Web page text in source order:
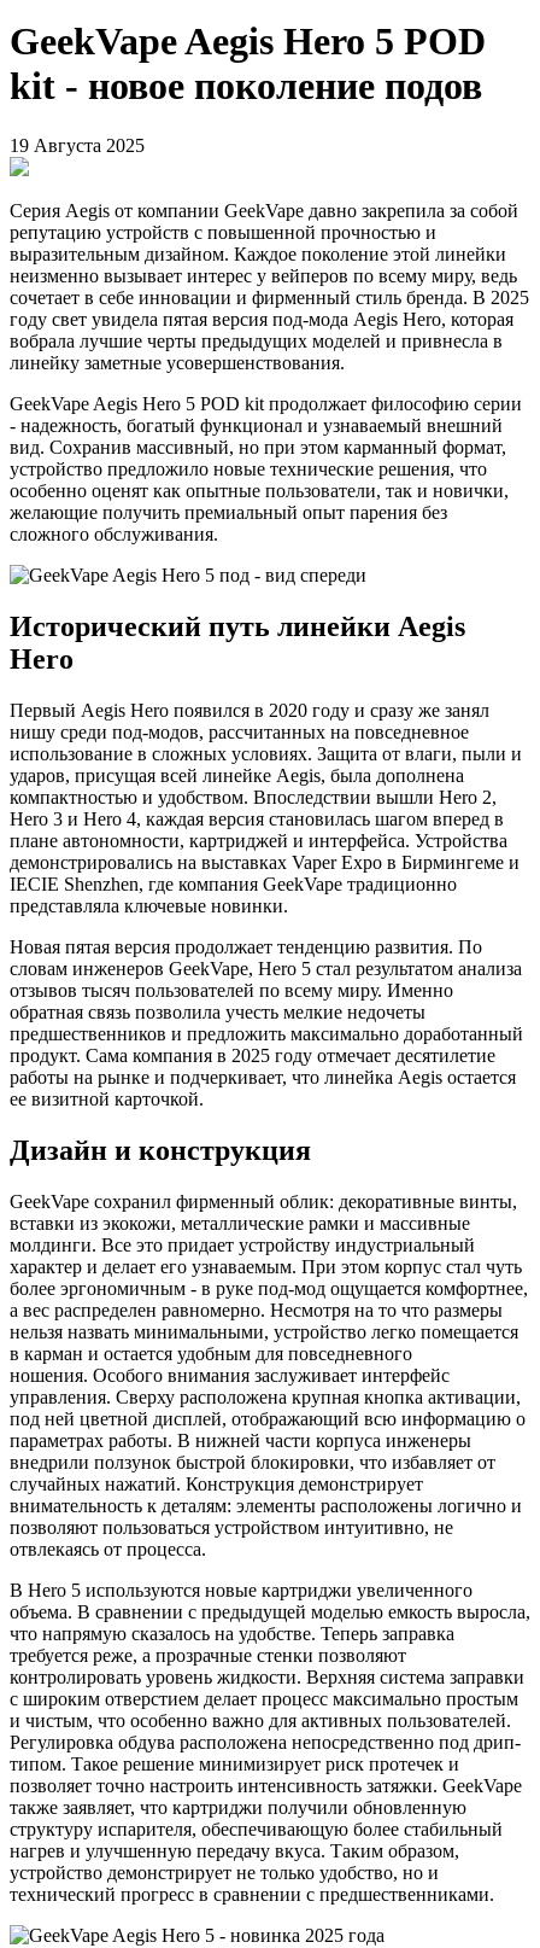
GeekVape Aegis Hero 5 POD
kit - новое поколение подов
19 Августа 2025
Серия Aegis от компании GeekVape давно закрепила за собой
репутацию устройств с повышенной прочностью и
выразительным дизайном. Каждое поколение этой линейки
неизменно вызывает интерес у вейперов по всему миру, ведь
сочетает в себе инновации и фирменный стиль бренда. В 2025
году свет увидела пятая версия под-мода Aegis Hero, которая
вобрала лучшие черты предыдущих моделей и привнесла в
линейку заметные усовершенствования.
GeekVape Aegis Hero 5 POD kit продолжает философию серии
- надежность, богатый функционал и узнаваемый внешний
вид. Сохранив массивный, но при этом карманный формат,
устройство предложило новые технические решения, что
особенно оценят как опытные пользователи, так и новички,
желающие получить премиальный опыт парения без
сложного обслуживания.
Исторический путь линейки Aegis
Hero
Первый Aegis Hero появился в 2020 году и сразу же занял
нишу среди под-модов, рассчитанных на повседневное
использование в сложных условиях. Защита от влаги, пыли и
ударов, присущая всей линейке Aegis, была дополнена
компактностью и удобством. Впоследствии вышли Hero 2,
Hero 3 и Hero 4, каждая версия становилась шагом вперед в
плане автономности, картриджей и интерфейса. Устройства
демонстрировались на выставках Vaper Expo в Бирмингеме и
IECIE Shenzhen, где компания GeekVape традиционно
представляла ключевые новинки.
Новая пятая версия продолжает тенденцию развития. По
словам инженеров GeekVape, Hero 5 стал результатом анализа
отзывов тысяч пользователей по всему миру. Именно
обратная связь позволила учесть мелкие недочеты
предшественников и предложить максимально доработанный
продукт. Сама компания в 2025 году отмечает десятилетие
работы на рынке и подчеркивает, что линейка Aegis остается
ее визитной карточкой.
Дизайн и конструкция
GeekVape сохранил фирменный облик: декоративные винты,
вставки из экокожи, металлические рамки и массивные
молдинги. Все это придает устройству индустриальный
характер и делает его узнаваемым. При этом корпус стал чуть
более эргономичным - в руке под-мод ощущается комфортнее,
а вес распределен равномерно. Несмотря на то что размеры
нельзя назвать минимальными, устройство легко помещается
в карман и остается удобным для повседневного
ношения. Особого внимания заслуживает интерфейс
управления. Сверху расположена крупная кнопка активации,
под ней цветной дисплей, отображающий всю информацию о
параметрах работы. В нижней части корпуса инженеры
внедрили ползунок быстрой блокировки, что избавляет от
случайных нажатий. Конструкция демонстрирует
внимательность к деталям: элементы расположены логично и
позволяют пользоваться устройством интуитивно, не
отвлекаясь от процесса.
В Hero 5 используются новые картриджи увеличенного
объема. В сравнении с предыдущей моделью емкость выросла,
что напрямую сказалось на удобстве. Теперь заправка
требуется реже, а прозрачные стенки позволяют
контролировать уровень жидкости. Верхняя система заправки
с широким отверстием делает процесс максимально простым
и чистым, что особенно важно для активных пользователей.
Регулировка обдува расположена непосредственно под дрип-
типом. Такое решение минимизирует риск протечек и
позволяет точно настроить интенсивность затяжки. GeekVape
также заявляет, что картриджи получили обновленную
структуру испарителя, обеспечивающую более стабильный
нагрев и улучшенную передачу вкуса. Таким образом,
устройство демонстрирует не только удобство, но и
технический прогресс в сравнении с предшественниками.